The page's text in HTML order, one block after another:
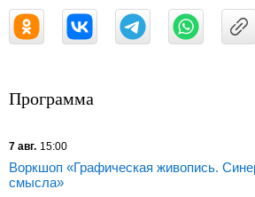
Программа
7 авг. 15:00
Воркшоп «Графическая живопись.
смысла»